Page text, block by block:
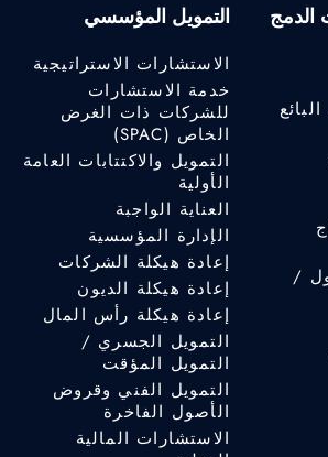
/
التمويل المؤسسي
الاستشارات الاستراتيجية
خدمة الاستشارات
للشركات ذات الغرض
الخاص (SPAC)
التمويل والاكتتابات العامة
الأولية
العناية الواجبة
الإدارة المؤسسية
إعادة هيكلة الشركات
إعادة هيكلة الديون
إعادة هيكلة رأس المال
التمويل الجسري /
التمويل المؤقت
التمويل الفني وقروض
الأصول الفاخرة
الاستشارات المالية